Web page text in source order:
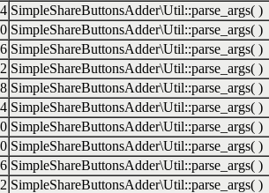
SimpleShareButtonsAdder\Util::parse_args( )
SimpleShareButtonsAdder\Util::parse_args( )
SimpleShareButtonsAdder\Util::parse_args( )
SimpleShareButtonsAdder\Util::parse_args( )
SimpleShareButtonsAdder\Util::parse_args( )
SimpleShareButtonsAdder\Util::parse_args( )
SimpleShareButtonsAdder\Util::parse_args( )
SimpleShareButtonsAdder\Util::parse_args( )
SimpleShareButtonsAdder\Util::parse_args( )
SimpleShareButtonsAdder\Util::parse_args( )